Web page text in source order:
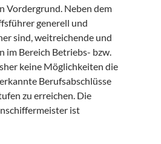
Vordergrund. Neben dem
generell und
sind, weitreichende und
im Bereich Betriebs- bzw.
keine Möglichkeiten die
Berufsabschlüsse
zu erreichen. Die
ist